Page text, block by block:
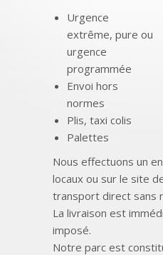
Urgence
extrême, pure ou
urgence
programmée
Envoi hors
normes
Plis, taxi colis
Palettes
Nous effectuons un
locaux ou sur le site
transport direct sans
La livraison est
imposé.
Notre parc est